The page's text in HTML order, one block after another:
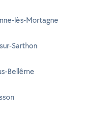
lès-Mortagne
Sarthon
Bellême